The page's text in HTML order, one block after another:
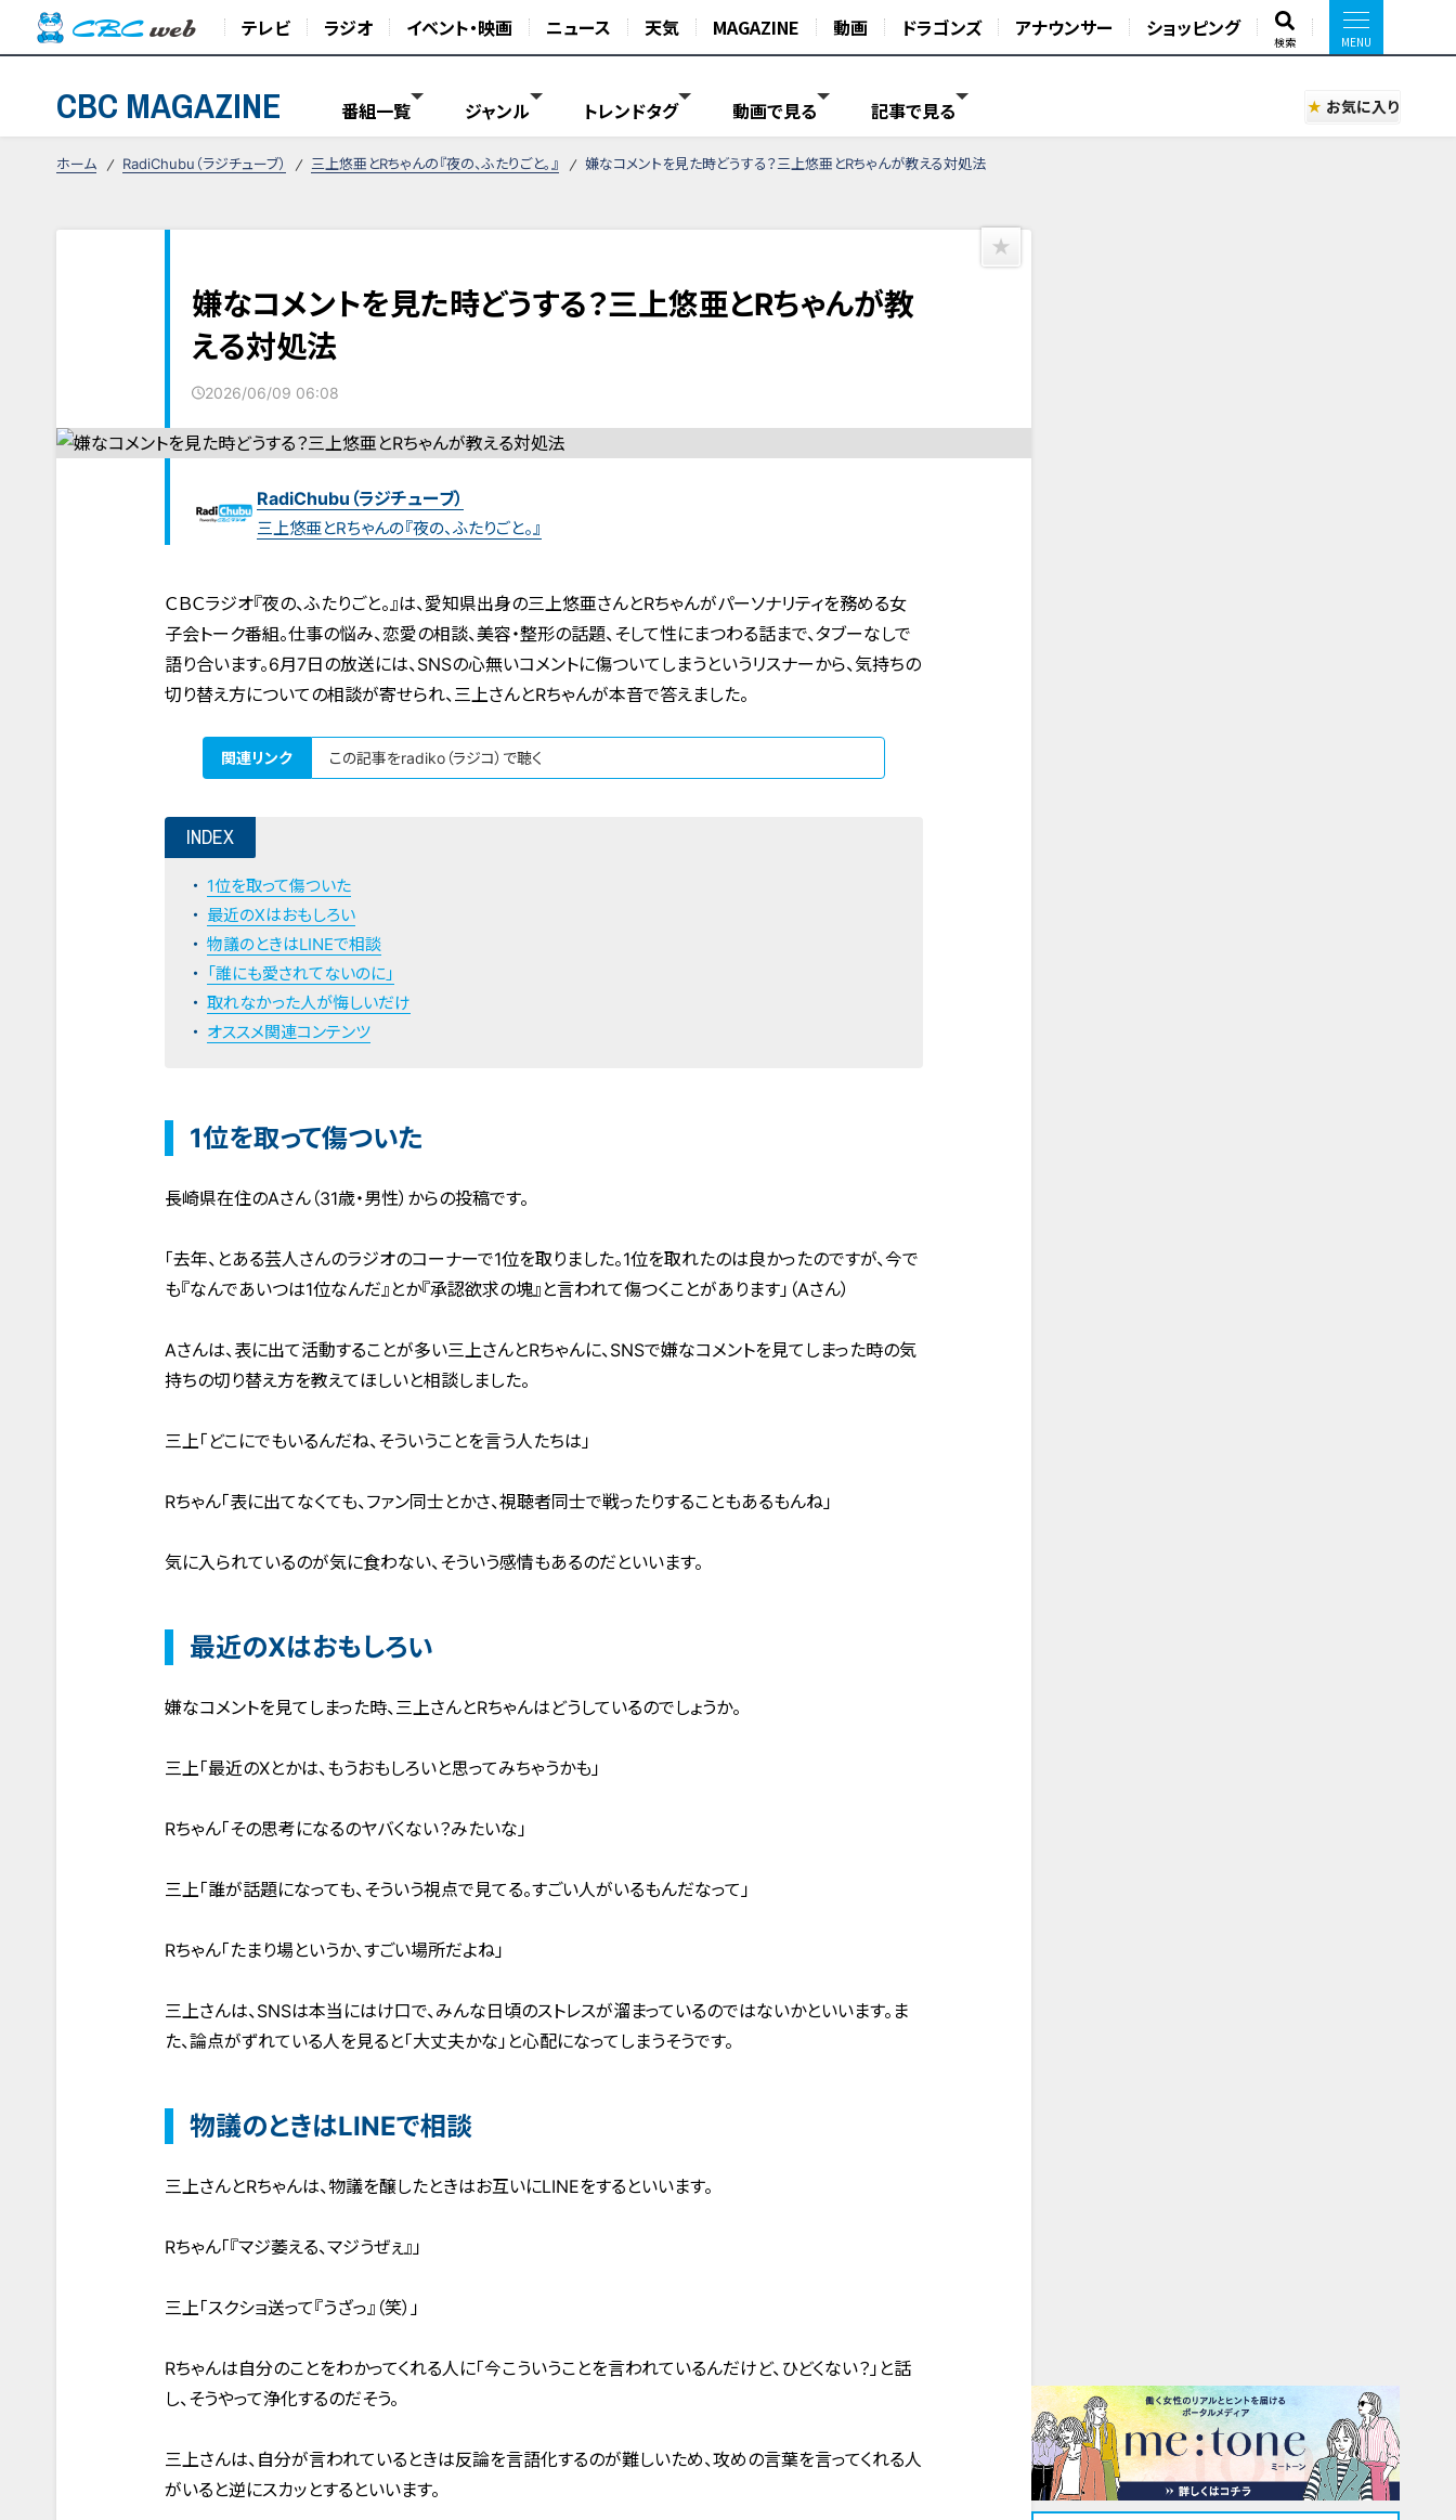
テレビ ラジオ イベント・映画 ニュース 天気 MAGAZINE 動画 ドラゴンズ アナウンサー ショッピング
検索
CBC MAGAZINE 番組一覧 ジャンル トレンドタグ 動画で見る 記事で見る お気に入り
ホーム RadiChubu（ラジチューブ） 三上悠亜とRちゃんの『夜の、ふたりごと。』 嫌なコメントを見た時どうする？三上悠亜とRちゃんが教える対処法
嫌なコメントを見た時どうする？三上悠亜とRちゃんが教
える対処法
2026/06/09 06:08
RadiChubu（ラジチューブ）
三上悠亜とRちゃんの『夜の、ふたりごと。』
ＣＢＣラジオ『夜の、ふたりごと。』は、愛知県出身の三上悠亜さんとRちゃんがパーソナリティを務める女
子会トーク番組。仕事の悩み、恋愛の相談、美容・整形の話題、そして性にまつわる話まで、タブーなしで
語り合います。6月7日の放送には、SNSの心無いコメントに傷ついてしまうというリスナーから、気持ちの
切り替え方についての相談が寄せられ、三上さんとRちゃんが本音で答えました。
関連リンク この記事をradiko（ラジコ）で聴く
INDEX
1位を取って傷ついた
最近のXはおもしろい
物議のときはLINEで相談
「誰にも愛されてないのに」
取れなかった人が悔しいだけ
オススメ関連コンテンツ
1位を取って傷ついた
長崎県在住のAさん（31歳・男性）からの投稿です。
「去年、とある芸人さんのラジオのコーナーで1位を取りました。1位を取れたのは良かったのですが、今で
も『なんであいつは1位なんだ』とか『承認欲求の塊』と言われて傷つくことがあります」（Aさん）
Aさんは、表に出て活動することが多い三上さんとRちゃんに、SNSで嫌なコメントを見てしまった時の気
持ちの切り替え方を教えてほしいと相談しました。
三上「どこにでもいるんだね、そういうことを言う人たちは」
Rちゃん「表に出てなくても、ファン同士とかさ、視聴者同士で戦ったりすることもあるもんね」
気に入られているのが気に食わない、そういう感情もあるのだといいます。
最近のXはおもしろい
嫌なコメントを見てしまった時、三上さんとRちゃんはどうしているのでしょうか。
三上「最近のXとかは、もうおもしろいと思ってみちゃうかも」
Rちゃん「その思考になるのヤバくない？みたいな」
三上「誰が話題になっても、そういう視点で見てる。すごい人がいるもんだなって」
Rちゃん「たまり場というか、すごい場所だよね」
三上さんは、SNSは本当にはけ口で、みんな日頃のストレスが溜まっているのではないかといいます。ま
た、論点がずれている人を見ると「大丈夫かな」と心配になってしまうそうです。
物議のときはLINEで相談
三上さんとRちゃんは、物議を醸したときはお互いにLINEをするといいます。
Rちゃん「『マジ萎える、マジうぜぇ』」
三上「スクショ送って『うざっ』（笑）」
Rちゃんは自分のことをわかってくれる人に「今こういうことを言われているんだけど、ひどくない？」と話
し、そうやって浄化するのだそう。
三上さんは、自分が言われているときは反論を言語化するのが難しいため、攻めの言葉を言ってくれる人
がいると逆にスカッとするといいます。